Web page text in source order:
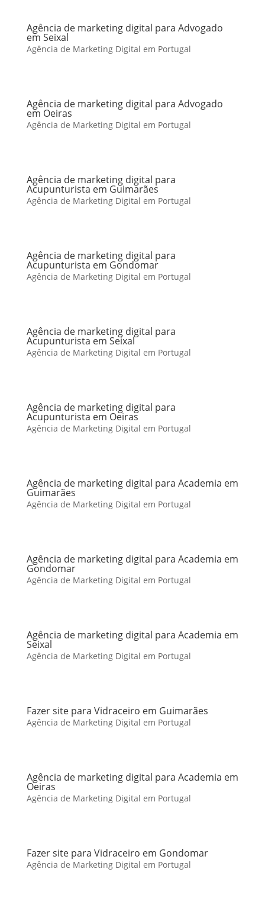
Agência de marketing digital para Advogado
em Seixal
Agência de Marketing Digital em Portugal
Agência de marketing digital para Advogado
em Oeiras
Agência de Marketing Digital em Portugal
Agência de marketing digital para
Acupunturista em Guimarães
Agência de Marketing Digital em Portugal
Agência de marketing digital para
Acupunturista em Gondomar
Agência de Marketing Digital em Portugal
Agência de marketing digital para
Acupunturista em Seixal
Agência de Marketing Digital em Portugal
Agência de marketing digital para
Acupunturista em Oeiras
Agência de Marketing Digital em Portugal
Agência de marketing digital para Academia em
Guimarães
Agência de Marketing Digital em Portugal
Agência de marketing digital para Academia em
Gondomar
Agência de Marketing Digital em Portugal
Agência de marketing digital para Academia em
Seixal
Agência de Marketing Digital em Portugal
Fazer site para Vidraceiro em Guimarães
Agência de Marketing Digital em Portugal
Agência de marketing digital para Academia em
Oeiras
Agência de Marketing Digital em Portugal
Fazer site para Vidraceiro em Gondomar
Agência de Marketing Digital em Portugal